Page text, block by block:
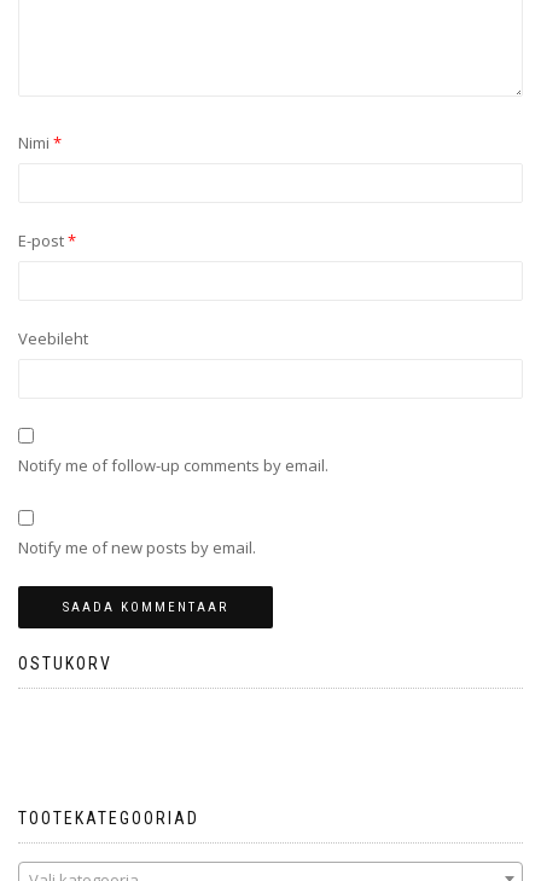
Nimi *
E-post*
Veebileht
Notify me of follow-up comments by email.
Notify me of new posts by email.
OSTUKORV
TOOTEKATEGOORIAD